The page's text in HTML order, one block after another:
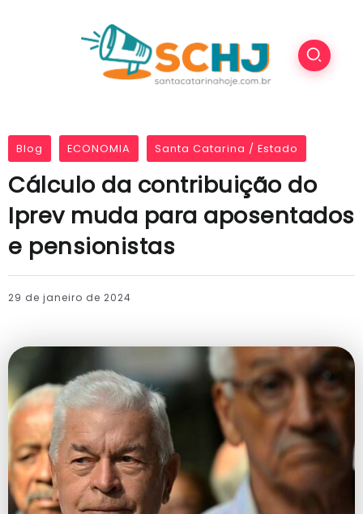
Blog ECONOMIA Santa Catarina / Estado
Cálculo da contribuição do
Iprev muda para aposentados
e pensionistas
29 de janeiro de 2024